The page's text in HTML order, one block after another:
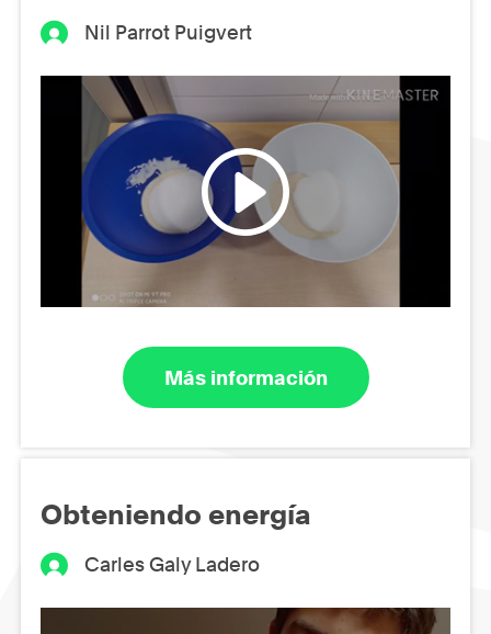
Nil Parrot Puigvert
Más información
Obteniendo energía
Carles Galy Ladero